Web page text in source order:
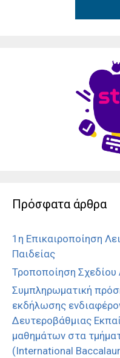
Πρόσφατα άρθρα
1η Επικαιροποίηση
Παιδείας
Τροποποίηση
Συμπληρωματική
εκδήλωσης
Δευτεροβάθμιας
μαθημάτων στα
(International